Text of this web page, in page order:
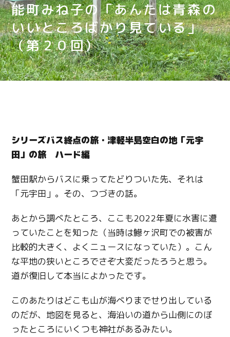
能町みね子の「あんたは青森の
いいところばかり見ている」
（第２０回）
シリーズバス終点の旅・津軽半島空白の地「元宇
田」の旅 ハード編
蟹田駅からバスに乗ってたどりついた先、それは
「元宇田」。その、つづきの話。
あとから調べたところ、ここも2022年夏に水害に遭
っていたことを知った（当時は鰺ヶ沢町での被害が
比較的大きく、よくニュースになっていた）。こん
な平地の狭いところでさぞ大変だったろうと思う。
道が復旧して本当によかったです。
このあたりはどこも山が海べりまでせり出している
のだが、地図を見ると、海沿いの道から山側にのぼ
ったところにいくつも神社があるみたい。